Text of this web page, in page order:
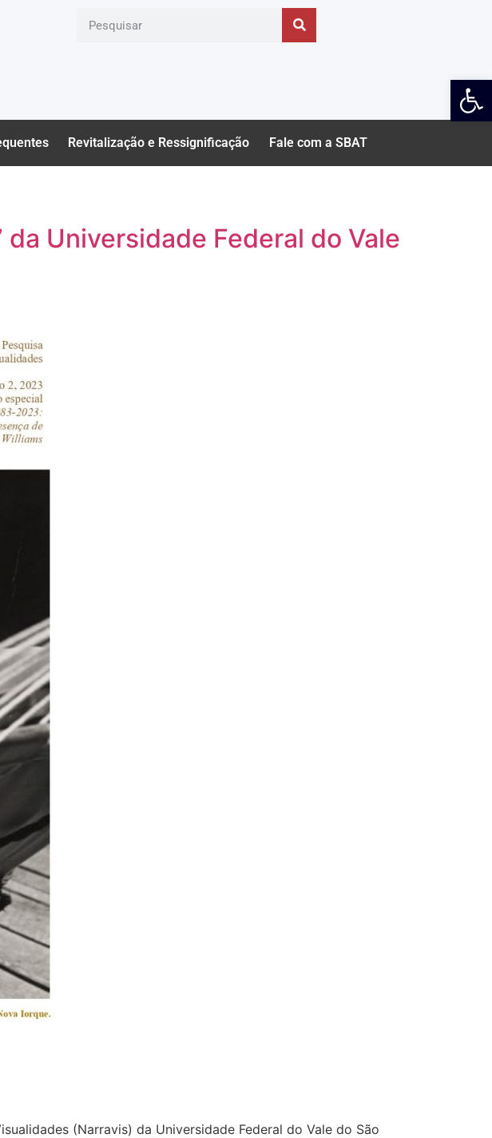
Revitalização e Ressignificação Fale com a SBAT
Universidade Federal do Vale
(Narravis) da Universidade Federal do Vale do São